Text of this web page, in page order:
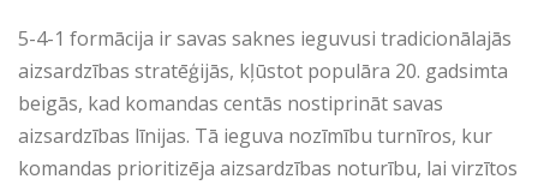
5-4-1 formācija ir savas saknes ieguvusi tradicionālajās
aizsardzības stratēģijās, kļūstot populāra 20. gadsimta
beigās, kad komandas centās nostiprināt savas
aizsardzības līnijas. Tā ieguva nozīmību turnīros, kur
komandas prioritizēja aizsardzības noturību, lai virzītos